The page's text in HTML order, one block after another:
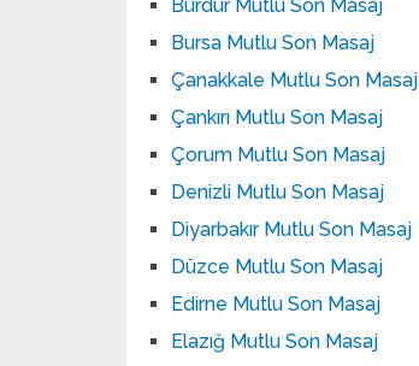
Burdur Mutlu Son Masaj
Bursa Mutlu Son Masaj
Çanakkale Mutlu Son Masaj
Çankırı Mutlu Son Masaj
Çorum Mutlu Son Masaj
Denizli Mutlu Son Masaj
Diyarbakır Mutlu Son Masaj
Düzce Mutlu Son Masaj
Edirne Mutlu Son Masaj
Elazığ Mutlu Son Masaj